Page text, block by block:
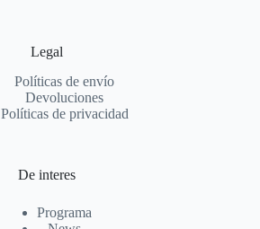
Legal
Políticas de envío
Devoluciones
Políticas de privacidad
De interes
Programa